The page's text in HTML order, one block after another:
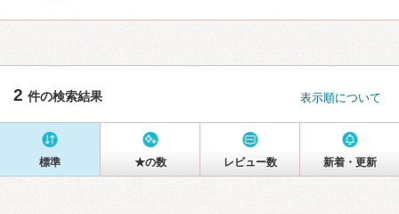
2 件の検索結果 表示順について
標準 ★の数 レビュー数 新着・更新